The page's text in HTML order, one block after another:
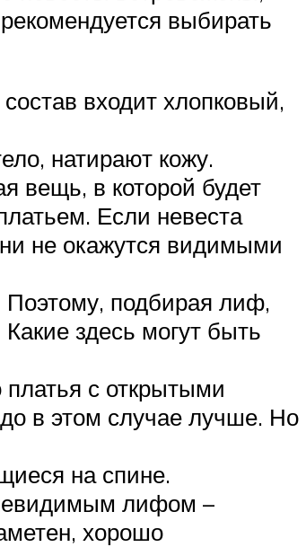
выбирать
входит хлопковый,
натирают кожу.
вещь, в которой будет
Если невеста
не окажутся видимыми
подбирая лиф,
здесь могут быть
с открытыми
в этом случае лучше. Но
на спине.
лифом –
хорошо